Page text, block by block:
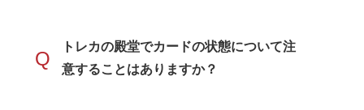
Q
トレカの殿堂でカードの状態について注
意することはありますか？